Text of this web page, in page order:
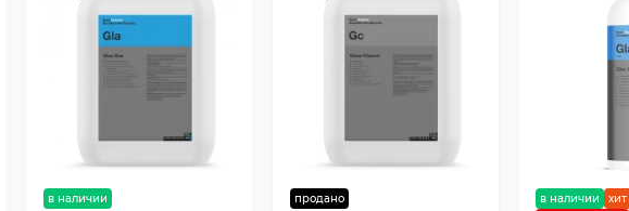
в наличии продано в наличии